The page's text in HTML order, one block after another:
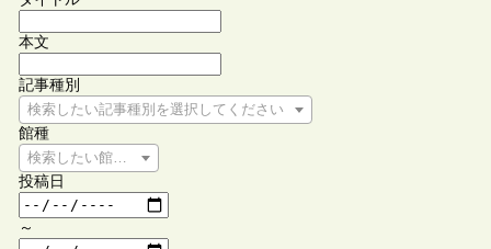
本文
記事種別
検索したい記事種別を選択してください
館種
検索したい館種を選択してください
投稿日
～